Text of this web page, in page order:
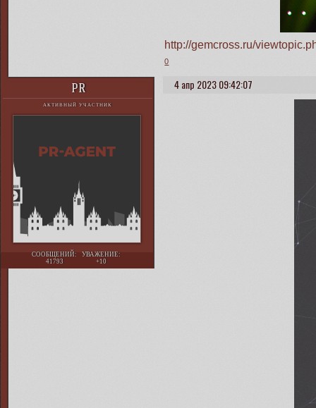
http://gemcross.ru/
0
4 апр 2023 09:42:07
PR
АКТИВНЫЙ УЧАСТНИК
СООБЩЕНИЙ:
41793
УВАЖЕНИЕ:
+10